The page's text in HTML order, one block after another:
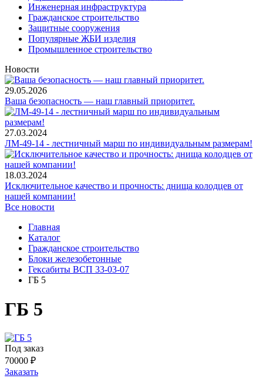
Инженерная инфраструктура
Гражданское строительство
Защитные сооружения
Популярные ЖБИ изделия
Промышленное строительство
Новости
29.05.2026
Ваша безопасность — наш главный приоритет.
27.03.2024
ЛМ-49-14 - лестничный марш по индивидуальным размерам!
18.03.2024
Исключительное качество и прочность: днища колодцев от
нашей компании!
Все новости
Главная
Каталог
Гражданское строительство
Блоки железобетонные
Гексабиты ВСП 33-03-07
ГБ 5
ГБ 5
Под заказ
70000 ₽
Заказать